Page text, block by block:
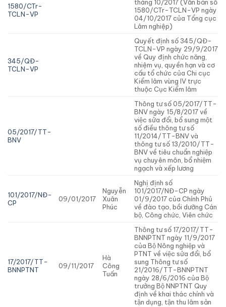
1580/CTr-
TCLN-VP
tháng 10/2017 (Văn bản số
1580/CTr-TCLN-VP ngày
04/10/2017 của Tổng cục
Lâm nghiệp)
345/QĐ-
TCLN-VP
Quyết định số 345/QĐ-
TCLN-VP ngày 29/9/2017
về Quy định chức năng,
nhiệm vụ, quyền hạn và cơ
cấu tổ chức của Chi cục
Kiểm lâm vùng IV trực
thuộc Cục Kiểm lâm
05/2017/TT-
BNV
Thông tư số 05/2017/TT-
BNV ngày 15/8/2017 về
việc sửa đổi, bổ sung một
số điều thông tư số
11/2014/TT-BNV và
thông tư số 13/2010/TT-
BNV về tiêu chuẩn nghiệp
vụ chuyên môn, bổ nhiệm
ngạch và xếp lương
101/2017/NĐ-
CP
09/01/2017
Nguyễn
Xuân
Phúc
Nghị định số
101/2017/NĐ-CP ngày
01/9/2017 của Chính Phủ
về đào tạo, bồi dưỡng Cán
bộ, Công chức, Viên chức
17/2017/TT-
BNNPTNT
09/11/2017
Hà
Công
Tuấn
Thông tư số 17/2017/TT-
BNNPTNT ngày 11/9/2017
của Bộ Nông nghiệp và
PTNT về việc sửa đổi, bổ
sung Thông tư số
21/2016/TT-BNNPTNT
ngày 28/6/2016 của Bộ
trưởng Bộ NNPTNT Quy
định về khai thác chính và
tận dụng, tận thu lâm sản